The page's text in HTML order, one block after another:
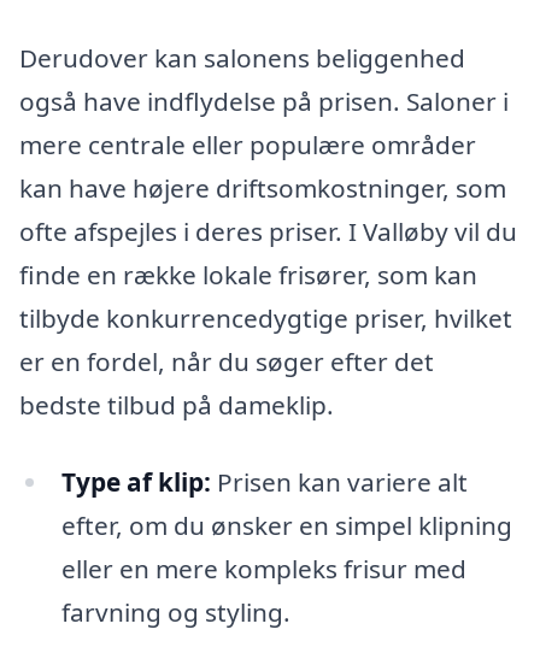
Derudover kan salonens beliggenhed
også have indflydelse på prisen. Saloner i
mere centrale eller populære områder
kan have højere driftsomkostninger, som
ofte afspejles i deres priser. I Valløby vil du
finde en række lokale frisører, som kan
tilbyde konkurrencedygtige priser, hvilket
er en fordel, når du søger efter det
bedste tilbud på dameklip.
Type af klip: Prisen kan variere alt
efter, om du ønsker en simpel klipning
eller en mere kompleks frisur med
farvning og styling.